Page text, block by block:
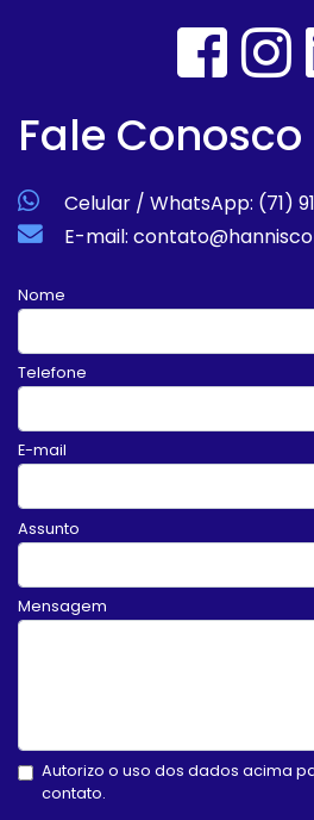
Fale Conosco
Celular / WhatsApp: (71)
E-mail:
Nome
Telefone
E-mail
Assunto
Mensagem
Autorizo o uso dos dados acima
contato.